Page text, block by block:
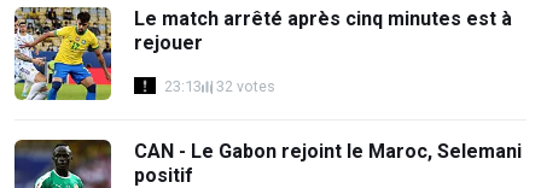
Le match arrêté après cinq minutes est à
rejouer
23:13 32 votes
CAN - Le Gabon rejoint le Maroc, Selemani
positif